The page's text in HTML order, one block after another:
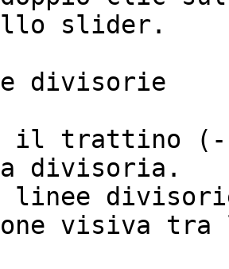
slider.
divisorie
il trattino (-
divisoria.
linee
visiva